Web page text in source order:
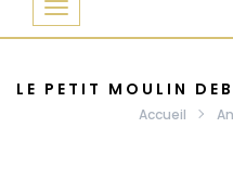
Basculer
la
LE PETIT MOULIN
Accueil